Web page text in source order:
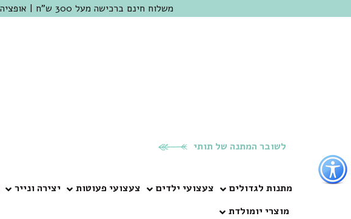
כפתור
לפתיחת
תפריט
נגישות
משלוח חינם ברכישה מעל 300 ש"ח | אופציה למשלוח מהיום להיום באזור המרכז | מוזמנים לבקר בחנות בכפר שמריהו
לשובר המתנה של תותי
מתנות לגדולים צעצועי ילדים צעצועי פעוטות יצירה ונייר
מוצרי יומולדת